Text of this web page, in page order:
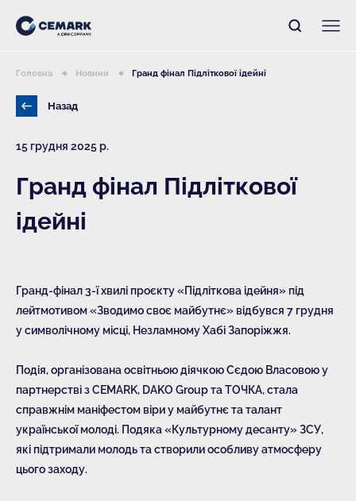
Назад
Головна Новини Гранд фінал Підліткової ідейні
15 грудня 2025 р.
Гранд фінал Підліткової
ідейні
Гранд-фінал 3-ї хвилі проєкту «Підліткова ідейня» під
лейтмотивом «Зводимо своє майбутнє» відбувся 7 грудня
у символічному місці, Незламному Хабі Запоріжжя.
Подія, організована освітньою діячкою Сєдою Власовою у
партнерстві з CEMARK, DAKO Group та ТОЧКА, стала
справжнім маніфестом віри у майбутнє та талант
української молоді. Подяка «Культурному десанту» ЗСУ,
які підтримали молодь та створили особливу атмосферу
цього заходу.